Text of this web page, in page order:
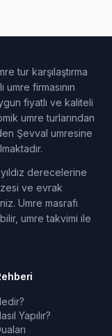
tur karşılaştırma
firmasının
fiyatlı ve kaliteli
umre turlarından
Şevval umresine
derecelerine
ve evrak
Umre masrafı
umre takvimi ile
Yapılır?